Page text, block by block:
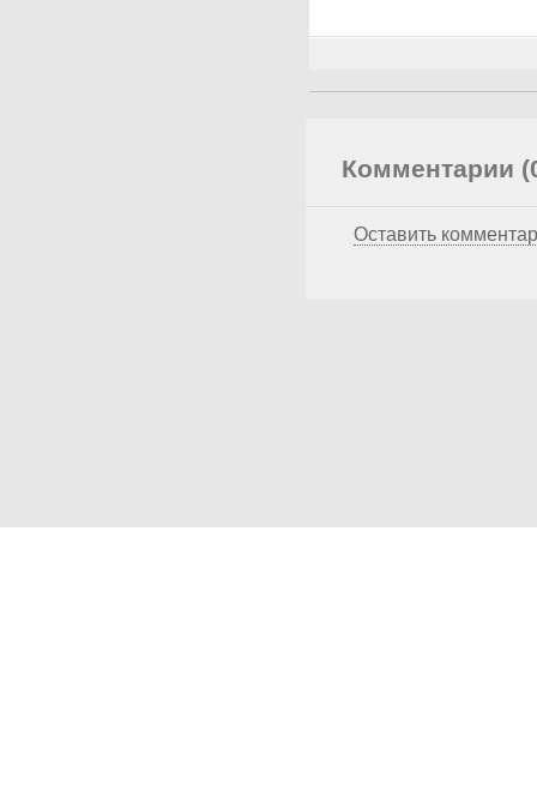
Комментарии
Оставить